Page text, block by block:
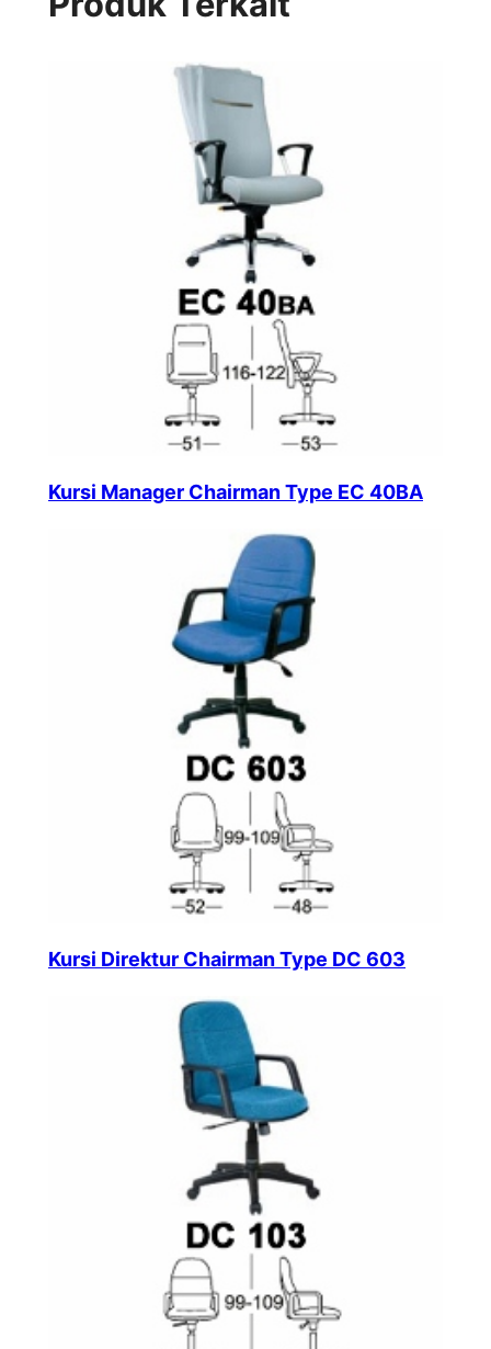
Kursi Manager Chairman Type EC 40BA
Kursi Direktur Chairman Type DC 603